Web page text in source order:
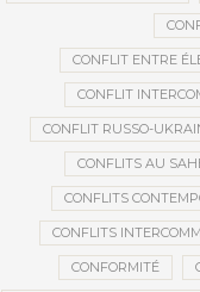
CONFLIT ENTRE
CONFLIT
CONFLIT RUSSO-
CONFLITS AU
CONFLITS
CONFLITS
CONFORMITÉ